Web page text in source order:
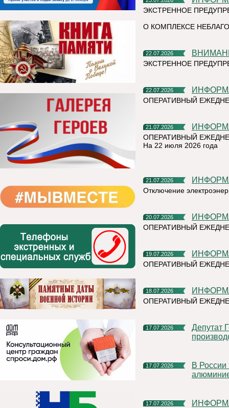
ЭКСТРЕННОЕ
О КОМПЛЕКСЕ
22.07.2026
ЭКСТРЕННОЕ
22.07.2026
ОПЕРАТИВНЫЙ
21.07.2026
ОПЕРАТИВНЫЙ
На 22 июля 2026 года
21.07.2026
Отключение
20.07.2026
ОПЕРАТИВНЫЙ
19.07.2026
ОПЕРАТИВНЫЙ
18.07.2026
ОПЕРАТИВНЫЙ
17.07.2026
Депутат Госдумы Мария Бутина познакомилась с
17.07.2026
В России впервые прошли биржевые торги первичным
17.07.2026